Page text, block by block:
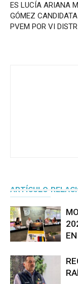
ES LUCÍA ARIANA
GÓMEZ
PVEM POR VI
ARTÍCULO